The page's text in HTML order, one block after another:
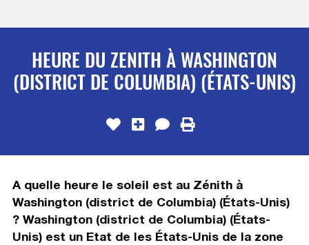
HEURE DU ZENITH À WASHINGTON
(DISTRICT DE COLUMBIA) (ÉTATS-UNIS)
A quelle heure le soleil est au Zénith à
Washington (district de Columbia) (États-Unis)
? Washington (district de Columbia) (États-
Unis) est un Etat de les États-Unis de la zone